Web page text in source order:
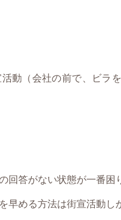
動（会社の前で、ビラ
回答がない状態が一番困
早める方法は街宣活動し